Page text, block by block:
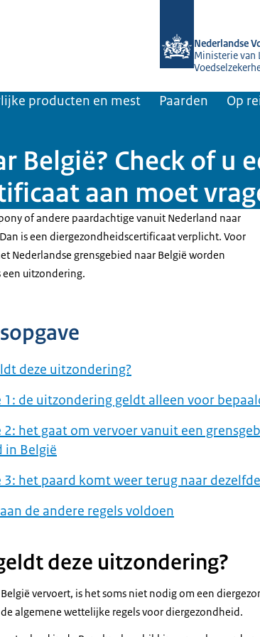
Nederlandse
Ministerie van
producten en mest Paarden Op
België? Check of u
aan moet
of andere paardachtige vanuit Nederland naar
is een diergezondheidscertificaat verplicht. Voor
Nederlandse grensgebied naar België worden
een uitzondering.
deze uitzondering?
1: de uitzondering geldt alleen voor
2: het gaat om vervoer vanuit een
in België
3: het paard komt weer terug naar
de andere regels voldoen
deze uitzondering?
vervoert, is het soms niet nodig om een
algemene wettelijke regels voor diergezondheid.